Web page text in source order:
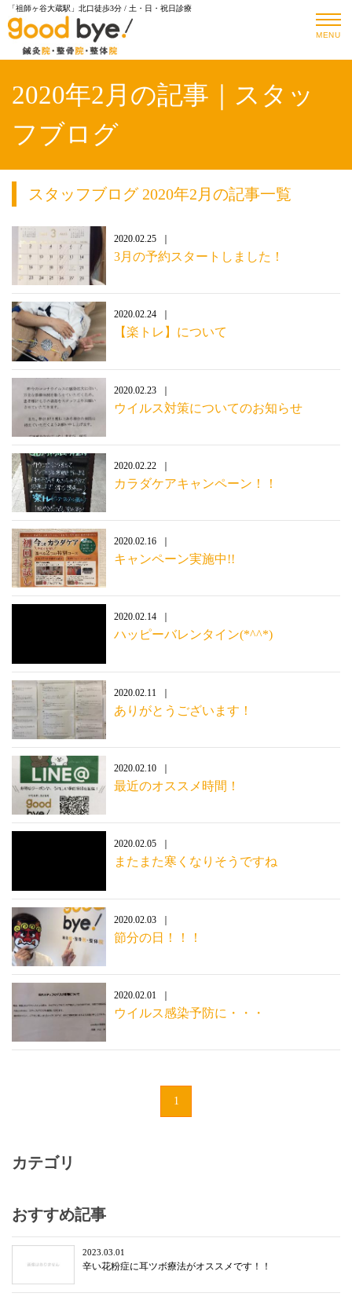
「祖師ヶ谷大蔵駅」北口徒歩3分 / 土・日・祝日診療
MENU
2020年2月の記事｜スタッ
フブログ
スタッフブログ 2020年2月の記事一覧
2020.02.25
3月の予約スタートしました！
2020.02.24
【楽トレ】について
2020.02.23
ウイルス対策についてのお知らせ
2020.02.22
カラダケアキャンペーン！！
2020.02.16
キャンペーン実施中!!
2020.02.14
ハッピーバレンタイン(*^^*)
2020.02.11
ありがとうございます！
2020.02.10
最近のオススメ時間！
2020.02.05
またまた寒くなりそうですね
2020.02.03
節分の日！！！
2020.02.01
ウイルス感染予防に・・・
1
カテゴリ
おすすめ記事
2023.03.01
辛い花粉症に耳ツボ療法がオススメです！！